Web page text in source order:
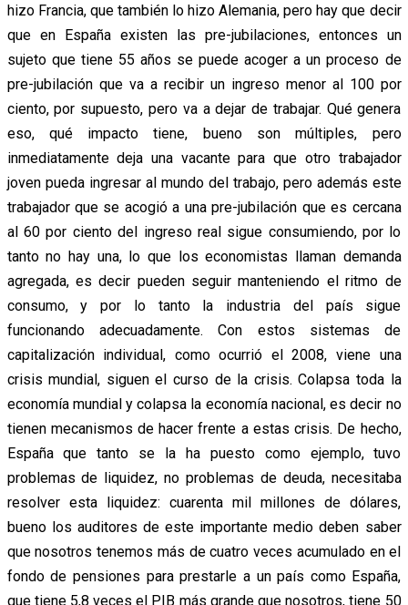
hizo Francia, que también lo hizo Alemania, pero hay que decir
que en España existen las pre-jubilaciones, entonces un
sujeto que tiene 55 años se puede acoger a un proceso de
pre-jubilación que va a recibir un ingreso menor al 100 por
ciento, por supuesto, pero va a dejar de trabajar. Qué genera
eso, qué impacto tiene, bueno son múltiples, pero
inmediatamente deja una vacante para que otro trabajador
joven pueda ingresar al mundo del trabajo, pero además este
trabajador que se acogió a una pre-jubilación que es cercana
al 60 por ciento del ingreso real sigue consumiendo, por lo
tanto no hay una, lo que los economistas llaman demanda
agregada, es decir pueden seguir manteniendo el ritmo de
consumo, y por lo tanto la industria del país sigue
funcionando adecuadamente. Con estos sistemas de
capitalización individual, como ocurrió el 2008, viene una
crisis mundial, siguen el curso de la crisis. Colapsa toda la
economía mundial y colapsa la economía nacional, es decir no
tienen mecanismos de hacer frente a estas crisis. De hecho,
España que tanto se la ha puesto como ejemplo, tuvo
problemas de liquidez, no problemas de deuda, necesitaba
resolver esta liquidez: cuarenta mil millones de dólares,
bueno los auditores de este importante medio deben saber
que nosotros tenemos más de cuatro veces acumulado en el
fondo de pensiones para prestarle a un país como España,
que tiene 5,8 veces el PIB más grande que nosotros, tiene 50